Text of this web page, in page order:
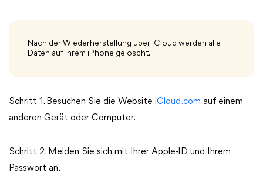
Nach der Wiederherstellung über iCloud werden alle
Daten auf Ihrem iPhone gelöscht.
Schritt 1. Besuchen Sie die Website iCloud.com auf einem
anderen Gerät oder Computer.
Schritt 2. Melden Sie sich mit Ihrer Apple-ID und Ihrem
Passwort an.